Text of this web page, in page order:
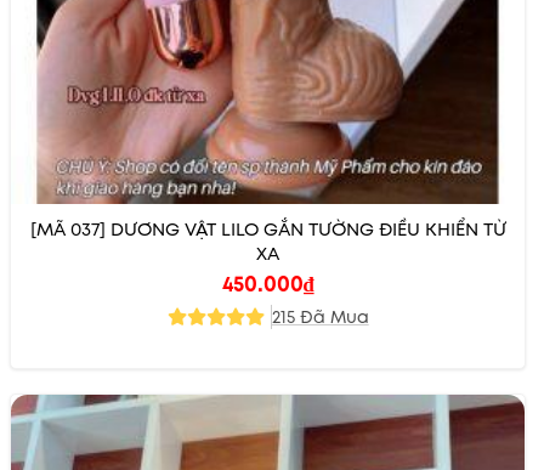
[MÃ 037] DƯƠNG VẬT LILO GẮN TƯỜNG ĐIỀU KHIỂN TỪ
XA
450.000₫
215 Đã Mua